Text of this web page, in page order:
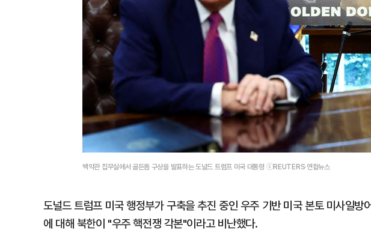
백악관 집무실에서 골든돔 구상을 발표하는 도널드 트럼프 미국 대통령 ⓒREUTERS·연합뉴스
도널드 트럼프 미국 행정부가 구축을 추진 중인 우주 기반 미국 본토 미사
에 대해 북한이 "우주 핵전쟁 각본"이라고 비난했다.